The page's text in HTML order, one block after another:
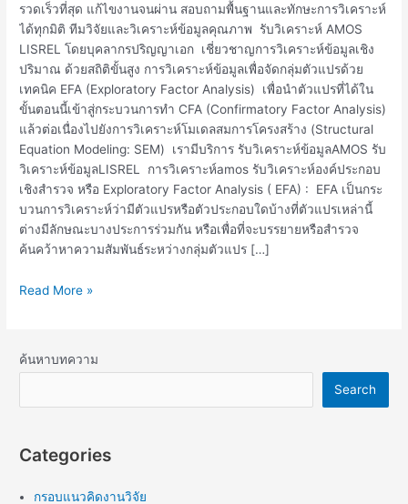
รวดเร็วที่สุด แก้ไขงานจนผ่าน สอบถามพื้นฐานและทักษะการวิเคราะห์
ได้ทุกมิติ ทีมวิจัยและวิเคราะห์ข้อมูลคุณภาพ รับวิเคราะห์ AMOS
LISREL โดยบุคลากรปริญญาเอก เชี่ยวชาญการวิเคราะห์ข้อมูลเชิง
ปริมาณ ด้วยสถิติขั้นสูง การวิเคราะห์ข้อมูลเพื่อจัดกลุ่มตัวแปรด้วย
เทคนิค EFA (Exploratory Factor Analysis) เพื่อนำตัวแปรที่ได้ใน
ขั้นตอนนี้เข้าสู่กระบวนการทำ CFA (Confirmatory Factor Analysis)
แล้วต่อเนื่องไปยังการวิเคราะห์โมเดลสมการโครงสร้าง (Structural
Equation Modeling: SEM) เรามีบริการ รับวิเคราะห์ข้อมูลAMOS รับ
วิเคราะห์ข้อมูลLISREL การวิเคราะห์amos รับวิเคราะห์องค์ประกอบ
เชิงสำรวจ หรือ Exploratory Factor Analysis ( EFA) : EFA เป็นกระ
บวนการวิเคราะห์ว่ามีตัวแปรหรือตัวประกอบใดบ้างที่ตัวแปรเหล่านี้
ต่างมีลักษณะบางประการร่วมกัน หรือเพื่อที่จะบรรยายหรือสำรวจ
ค้นคว้าหาความสัมพันธ์ระหว่างกลุ่มตัวแปร […]
Read More »
ค้นหาบทความ
Search
Categories
กรอบแนวคิดงานวิจัย